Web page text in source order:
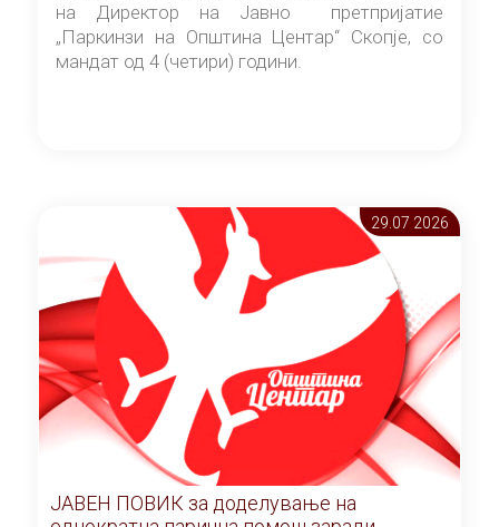
на Директор на Јавно претпријатие
„Паркинзи на Општина Центар“ Скопје, со
мандат од 4 (четири) години.
29.07 2026
ЈАВЕН ПОВИК за доделување на